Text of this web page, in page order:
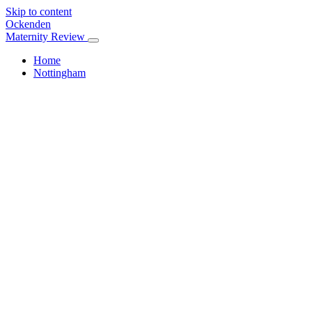
Skip to content
Ockenden
Maternity Review
Home
Nottingham